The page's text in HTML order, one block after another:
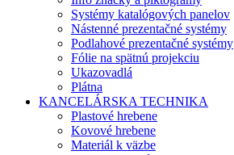
Systémy katalógových panelov
Nástenné prezentačné systémy
Podlahové prezentačné systémy
Fólie na spätnú projekciu
Ukazovadlá
Plátna
KANCELÁRSKA TECHNIKA
Plastové hrebene
Kovové hrebene
Materiál k väzbe